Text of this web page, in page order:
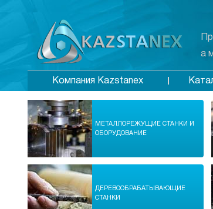
а
Компания Kazstanex
МЕТАЛЛОРЕЖУЩИЕ СТАНКИ И
ОБОРУДОВАНИЕ
ДЕРЕВООБРАБАТЫВАЮЩИЕ
СТАНКИ